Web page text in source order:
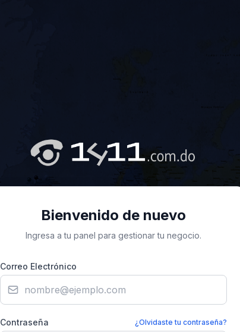
Bienvenido de nuevo
Ingresa a tu panel para gestionar tu negocio.
Correo Electrónico
Contraseña ¿Olvidaste tu contraseña?